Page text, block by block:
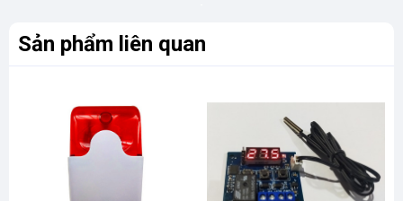
Sản phẩm liên quan